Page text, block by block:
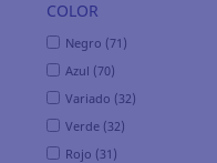
COLOR
Negro (71)
Azul (70)
Variado (32)
Verde (32)
Rojo (31)